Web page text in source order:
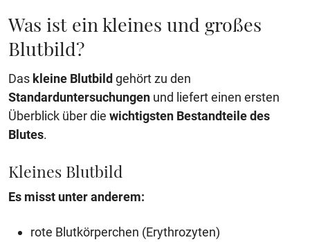
Was ist ein kleines und großes
Blutbild?
Das kleine Blutbildgehört zu den
Standarduntersuchungen und liefert einen ersten
Überblick über die wichtigsten Bestandteile des
Blutes.
Kleines Blutbild
Es misst unter anderem:
rote Blutkörperchen (Erythrozyten)